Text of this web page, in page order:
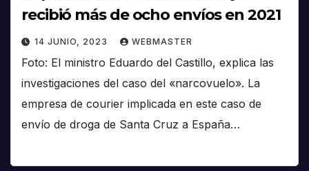
recibió más de ocho envíos en 2021
14 JUNIO, 2023 WEBMASTER
Foto: El ministro Eduardo del Castillo, explica las
investigaciones del caso del «narcovuelo». La
empresa de courier implicada en este caso de
envío de droga de Santa Cruz a España…